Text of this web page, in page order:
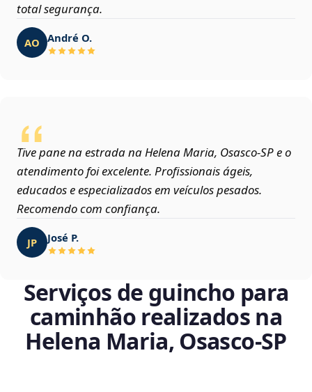
total segurança.
AO André O.
Tive pane na estrada na Helena Maria, Osasco‑SP e o
atendimento foi excelente. Profissionais ágeis,
educados e especializados em veículos pesados.
Recomendo com confiança.
JP José P.
Serviços de guincho para
caminhão realizados na
Helena Maria, Osasco‑SP